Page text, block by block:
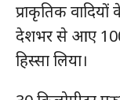
प्राकृतिक
देशभर से आए 100
हिस्सा लिया।